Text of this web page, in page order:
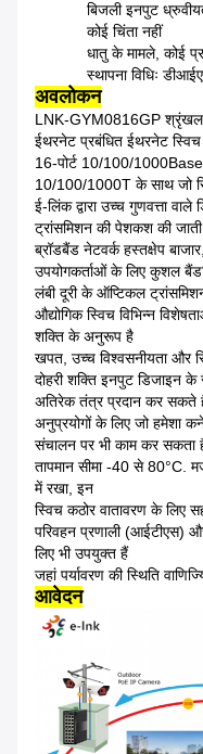
बिजली इनपुट
कोई चिंता नहीं
धातु के मामले, कोई
स्थापना विधिः
अवलोकन
LNK-GYM0816GP श्रृंखला
ईथरनेट प्रबंधित ईथरनेट
16-पोर्ट 10/100/
10/100/1000T के साथ जो
ई-लिंक द्वारा उच्च गुणवत्ता
ट्रांसमिशन की पेशकश की
ब्रॉडबैंड नेटवर्क हस्तक्षेप
उपयोगकर्ताओं के लिए कुशल
लंबी दूरी के ऑप्टिकल
औद्योगिक स्विच विभिन्न
शक्ति के अनुरूप है
खपत, उच्च विश्वसनीयता और
दोहरी शक्ति इनपुट डिजाइन
अतिरेक तंत्र प्रदान कर सकते
अनुप्रयोगों के लिए जो हमेशा
संचालन पर भी काम कर सकता
तापमान सीमा -40 से 80°C.
में रखा, इन
स्विच कठोर वातावरण के लिए
परिवहन प्रणाली (आईटीएस)
लिए भी उपयुक्त हैं
जहां पर्यावरण की स्थिति
आवेदन